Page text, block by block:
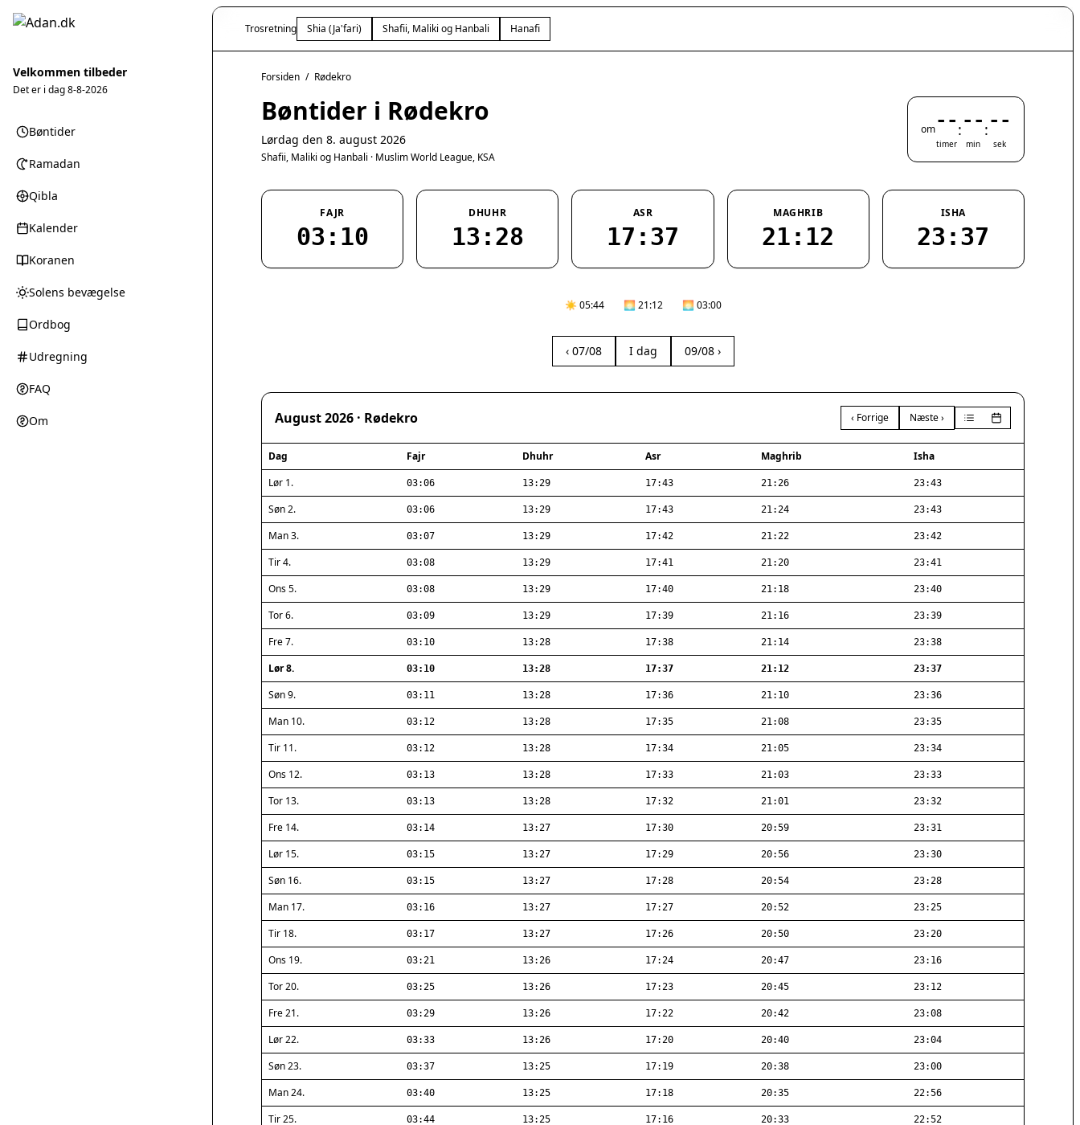
Velkommen tilbeder
Det er i dag8-8-2026
Bøntider
Ramadan
Qibla
Kalender
Koranen
Solens bevægelse
Ordbog
Udregning
FAQ
Om
Trosretning Shia (Ja'fari) Shafii, Maliki og Hanbali Hanafi
Forsiden / Rødekro
Bøntider i Rødekro
Lørdag den 8. august 2026
Shafii, Maliki og Hanbali · Muslim World League, KSA
om--
timer
:--
min
:--
sek
FAJR
03:10
DHUHR
13:28
ASR
17:37
MAGHRIB
21:12
ISHA
23:37
☀️ 05:44 🌅 21:12 🌅 03:00
‹ 07/08 I dag 09/08 ›
August 2026 · Rødekro ‹ Forrige Næste ›
Dag Fajr Dhuhr Asr Maghrib
Isha
Lør 1.
03:06 13:29 17:43 21:26 23:43
Søn 2. 03:06 13:29 17:43 21:24 23:43
Man 3. 03:07 13:29 17:42 21:22 23:42
Tir 4. 03:08 13:29 17:41 21:20 23:41
Ons 5. 03:08 13:29 17:40 21:18 23:40
Tor 6. 03:09 13:29 17:39 21:16 23:39
Fre 7. 03:10 13:28 17:38 21:14 23:38
Lør 8. 03:10 13:28 17:37 21:12 23:37
Søn 9. 03:11 13:28 17:36 21:10 23:36
Man 10. 03:12 13:28 17:35 21:08 23:35
Tir 11. 03:12 13:28 17:34 21:05 23:34
Ons 12. 03:13 13:28 17:33 21:03 23:33
Tor 13. 03:13 13:28 17:32 21:01 23:32
Fre 14. 03:14 13:27 17:30 20:59 23:31
Lør 15. 03:15 13:27 17:29 20:56 23:30
Søn 16. 03:15 13:27 17:28 20:54 23:28
Man 17. 03:16 13:27 17:27 20:52 23:25
Tir 18. 03:17 13:27 17:26 20:50 23:20
Ons 19. 03:21 13:26 17:24 20:47 23:16
Tor 20. 03:25 13:26 17:23 20:45 23:12
Fre 21. 03:29 13:26 17:22 20:42 23:08
Lør 22. 03:33 13:26 17:20 20:40 23:04
Søn 23. 03:37 13:25 17:19 20:38 23:00
Man 24. 03:40 13:25 17:18 20:35 22:56
Tir 25. 03:44 13:25 17:16 20:33 22:52